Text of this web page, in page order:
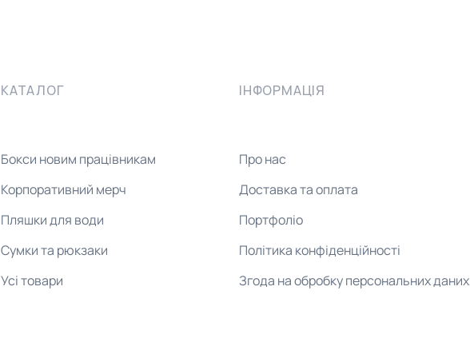
КАТАЛОГ ІНФОРМАЦІЯ
Бокси новим працівникам
Корпоративний мерч
Пляшки для води
Сумки та рюкзаки
Усі товари
Про нас
Доставка та оплата
Портфоліо
Політика конфіденційності
Згода на обробку персональних даних